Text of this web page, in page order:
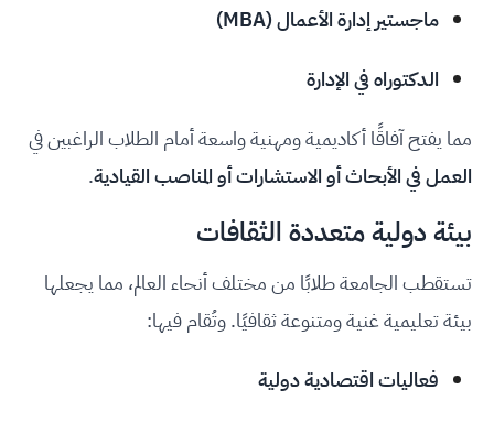
ماجستير إدارة الأعمال (MBA)
الدكتوراه في الإدارة
مما يفتح آفاقًا أكاديمية ومهنية واسعة أمام الطلاب الراغبين في
العمل في الأبحاث أو الاستشارات أو المناصب القيادية.
بيئة دولية متعددة الثقافات
تستقطب الجامعة طلابًا من مختلف أنحاء العالم، مما يجعلها
بيئة تعليمية غنية ومتنوعة ثقافيًا. وتُقام فيها:
فعاليات اقتصادية دولية